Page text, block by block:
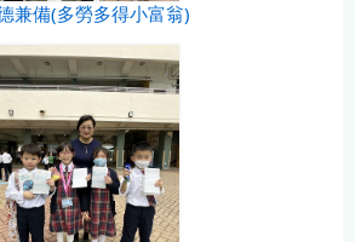
兼備(多勞多得小富翁)